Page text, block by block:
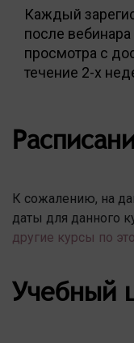
Каждый
после
просмотра с
течение 2-х
К сожалению, на
даты для данного
другие курсы по
Учебный